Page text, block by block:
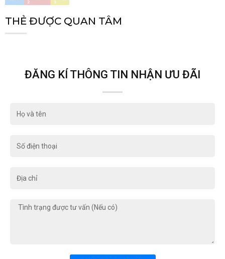
THẺ ĐƯỢC QUAN TÂM
ĐĂNG KÍ THÔNG TIN NHẬN ƯU ĐÃI
Tình